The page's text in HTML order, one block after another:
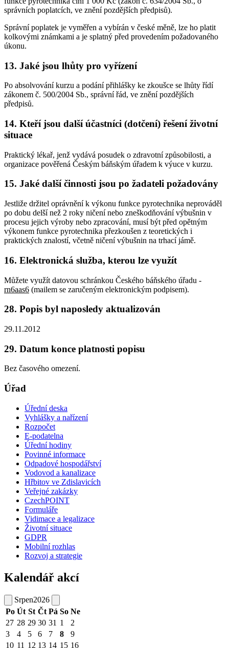
správních poplatcích, ve znění pozdějších předpisů).
Správní poplatek je vyměřen a vybírán v české měně, lze ho platit
kolkovými známkami a je splatný před provedením požadovaného
úkonu.
13. Jaké jsou lhůty pro vyřízení
Po absolvování kurzu a podání přihlášky ke zkoušce se lhůty řídí
zákonem č. 500/2004 Sb., správní řád, ve znění pozdějších
předpisů.
14. Kteří jsou další účastníci (dotčení) řešení životní
situace
Praktický lékař, jenž vydává posudek o zdravotní způsobilosti, a
organizace pověřená Českým báňským úřadem k výuce v kurzu.
15. Jaké další činnosti jsou po žadateli požadovány
Jestliže držitel oprávnění k výkonu funkce pyrotechnika neprováděl
po dobu delší než 2 roky ničení nebo zneškodňování výbušnin v
procesu jejich výroby nebo zpracování, musí být před opětným
výkonem funkce pyrotechnika přezkoušen z teoretických i
praktických znalostí, včetně ničení výbušnin na trhací jámě.
16. Elektronická služba, kterou lze využít
Můžete využít datovou schránkou Českého báňského úřadu -
rn6aas6 (mailem se zaručeným elektronickým podpisem).
28. Popis byl naposledy aktualizován
29.11.2012
29. Datum konce platnosti popisu
Bez časového omezení.
Úřad
Úřední deska
Vyhlášky a nařízení
Rozpočet
E-podatelna
Úřední hodiny
Povinné informace
Odpadové hospodářství
Vodovod a kanalizace
Hřbitov ve Zdislavicích
Veřejné zakázky
CzechPOINT
Formuláře
Vidimace a legalizace
Životní situace
GDPR
Mobilní rozhlas
Rozvoj a strategie
Kalendář akcí
Srpen2026
Po Út St Čt Pá So Ne
27 28 29 30 31 1
2
3
4 5 6 7 8
9
10 11 12 13 14 15 16